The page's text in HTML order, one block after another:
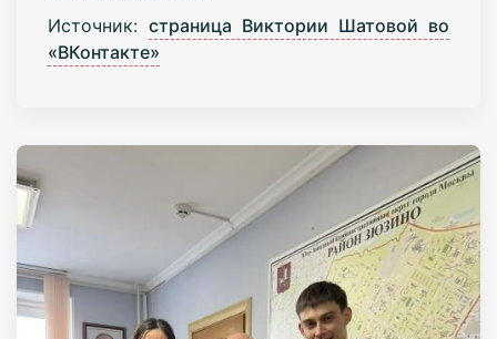
Источник: страница Виктории Шатовой во
«ВКонтакте»